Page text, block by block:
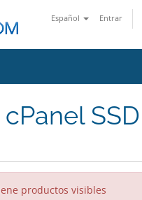
Español Entrar
SSD
productos visibles